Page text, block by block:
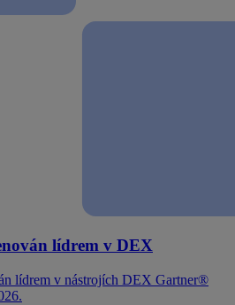
lídrem v DEX
lídrem v nástrojích DEX Gartner®